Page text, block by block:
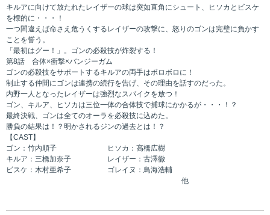
キルアに向けて放たれたレイザーの球は突如直角にシュート、ヒソカとビスケ
を標的に・・・！
一つ間違えば命さえ危うくするレイザーの攻撃に、怒りのゴンは完璧に負かす
ことを誓う。
「最初はグー！」。ゴンの必殺技が炸裂する！
第8話 合体×衝撃×バンジーガム
ゴンの必殺技をサポートするキルアの両手はボロボロに！
制止する仲間にゴンは連携の続行を告げ、その理由を話すのだった。
内野一人となったレイザーは強烈なスパイクを放つ！
ゴン、キルア、ヒソカは三位一体の合体技で捕球にかかるが・・・！？
最終決戦、ゴンは全てのオーラを必殺技に込めた。
勝負の結果は！？明かされるジンの過去とは！？
【CAST】
ゴン：竹内順子 ヒソカ：高橋広樹
キルア：三橋加奈子 レイザー：古澤徹
ビスケ：木村亜希子 ゴレイヌ：鳥海浩輔
他